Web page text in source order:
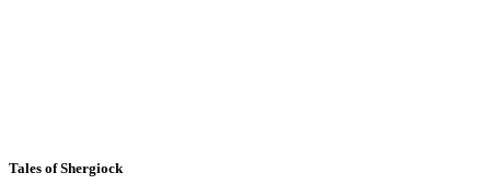
Tales of Shergiock